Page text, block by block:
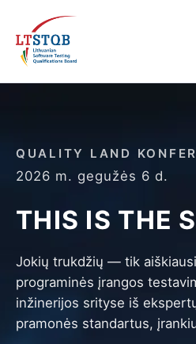
QUALITY LAND
2026 m. gegužės 6 d.
THIS IS THE
Jokių trukdžių — tik
programinės įrangos
inžinerijos srityse iš
pramonės standartus,